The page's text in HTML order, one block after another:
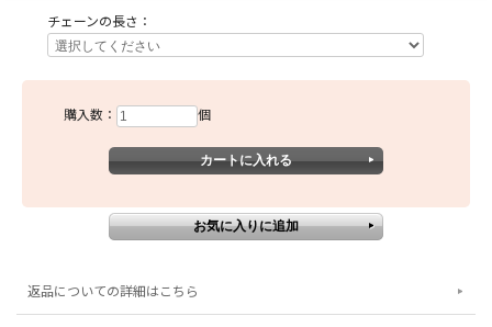
チェーンの長さ：
購入数： 個
返品についての詳細はこちら